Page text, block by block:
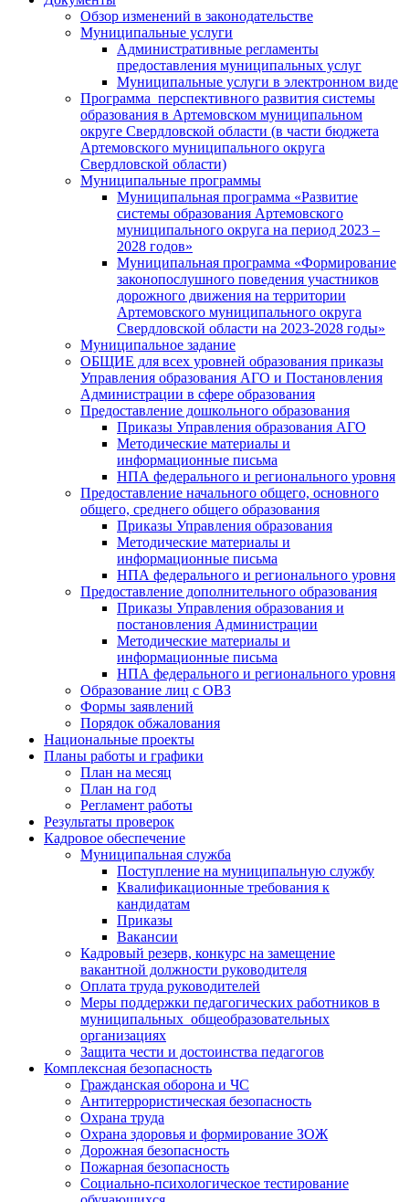
Обзор изменений в законодательстве
Муниципальные услуги
Административные регламенты
предоставления муниципальных услуг
Муниципальные услуги в электронном виде
Программа перспективного развития системы
образования в Артемовском муниципальном
округе Свердловской области (в части бюджета
Артемовского муниципального округа
Свердловской области)
Муниципальные программы
Муниципальная программа «Развитие
системы образования Артемовского
муниципального округа на период 2023 –
2028 годов»
Муниципальная программа «Формирование
законопослушного поведения участников
дорожного движения на территории
Артемовского муниципального округа
Свердловской области на 2023-2028 годы»
Муниципальное задание
ОБЩИЕ для всех уровней образования приказы
Управления образования АГО и Постановления
Администрации в сфере образования
Предоставление дошкольного образования
Приказы Управления образования АГО
Методические материалы и
информационные письма
НПА федерального и регионального уровня
Предоставление начального общего, основного
общего, среднего общего образования
Приказы Управления образования
Методические материалы и
информационные письма
НПА федерального и регионального уровня
Предоставление дополнительного образования
Приказы Управления образования и
постановления Администрации
Методические материалы и
информационные письма
НПА федерального и регионального уровня
Образование лиц с ОВЗ
Формы заявлений
Порядок обжалования
Национальные проекты
Планы работы и графики
План на месяц
План на год
Регламент работы
Результаты проверок
Кадровое обеспечение
Муниципальная служба
Поступление на муниципальную службу
Квалификационные требования к
кандидатам
Приказы
Вакансии
Кадровый резерв, конкурс на замещение
вакантной должности руководителя
Оплата труда руководителей
Меры поддержки педагогических работников в
муниципальных общеобразовательных
организациях
Защита чести и достоинства педагогов
Комплексная безопасность
Гражданская оборона и ЧС
Антитеррористическая безопасность
Охрана труда
Охрана здоровья и формирование ЗОЖ
Дорожная безопасность
Пожарная безопасность
Социально-психологическое тестирование